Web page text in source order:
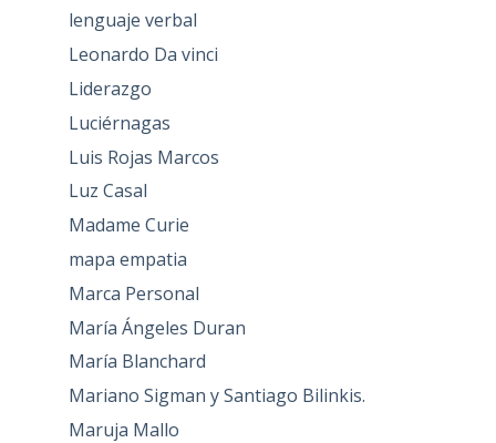
lenguaje verbal
Leonardo Da vinci
Liderazgo
Luciérnagas
Luis Rojas Marcos
Luz Casal
Madame Curie
mapa empatia
Marca Personal
María Ángeles Duran
María Blanchard
Mariano Sigman y Santiago Bilinkis.
Maruja Mallo